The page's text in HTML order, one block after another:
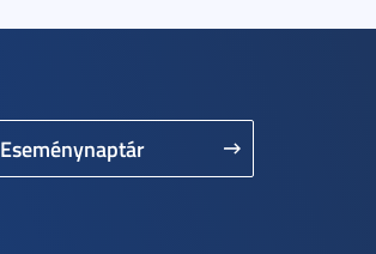
Eseménynaptár